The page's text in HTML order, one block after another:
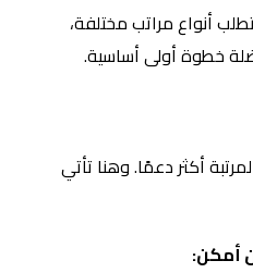
أنواع مراتب مختلفة،
خطوة أولى أساسية.
أكثر دعمًا. وهنا تأتي
أمكن: